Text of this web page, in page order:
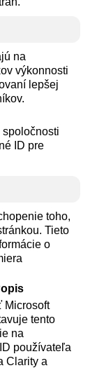
na
výkonnosti
lepšej
spoločnosti
ID pre
toho,
Tieto
o
Microsoft
tento
na
používateľa
Clarity a